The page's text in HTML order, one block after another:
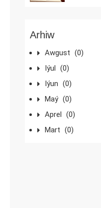
Arhiw
Awgust (0)
Iýul (0)
Iýun (0)
Maý (0)
Aprel (0)
Mart (0)